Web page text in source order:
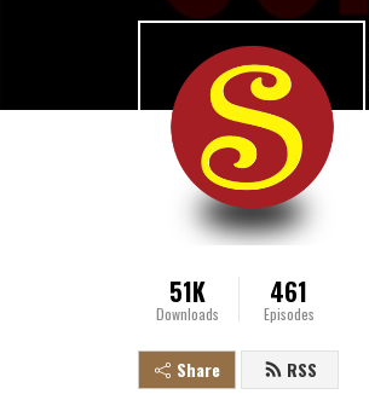
51K
Downloads
461
Episodes
Share RSS